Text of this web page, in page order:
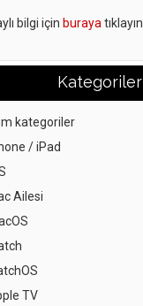
bilgi için buraya tıklayın.
Kategoriler
kategoriler
/ iPad
Ailesi
TV